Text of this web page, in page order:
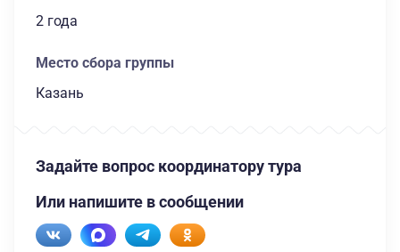
2 года
Место сбора группы
Казань
Задайте вопрос координатору тура
Или напишите в сообщении